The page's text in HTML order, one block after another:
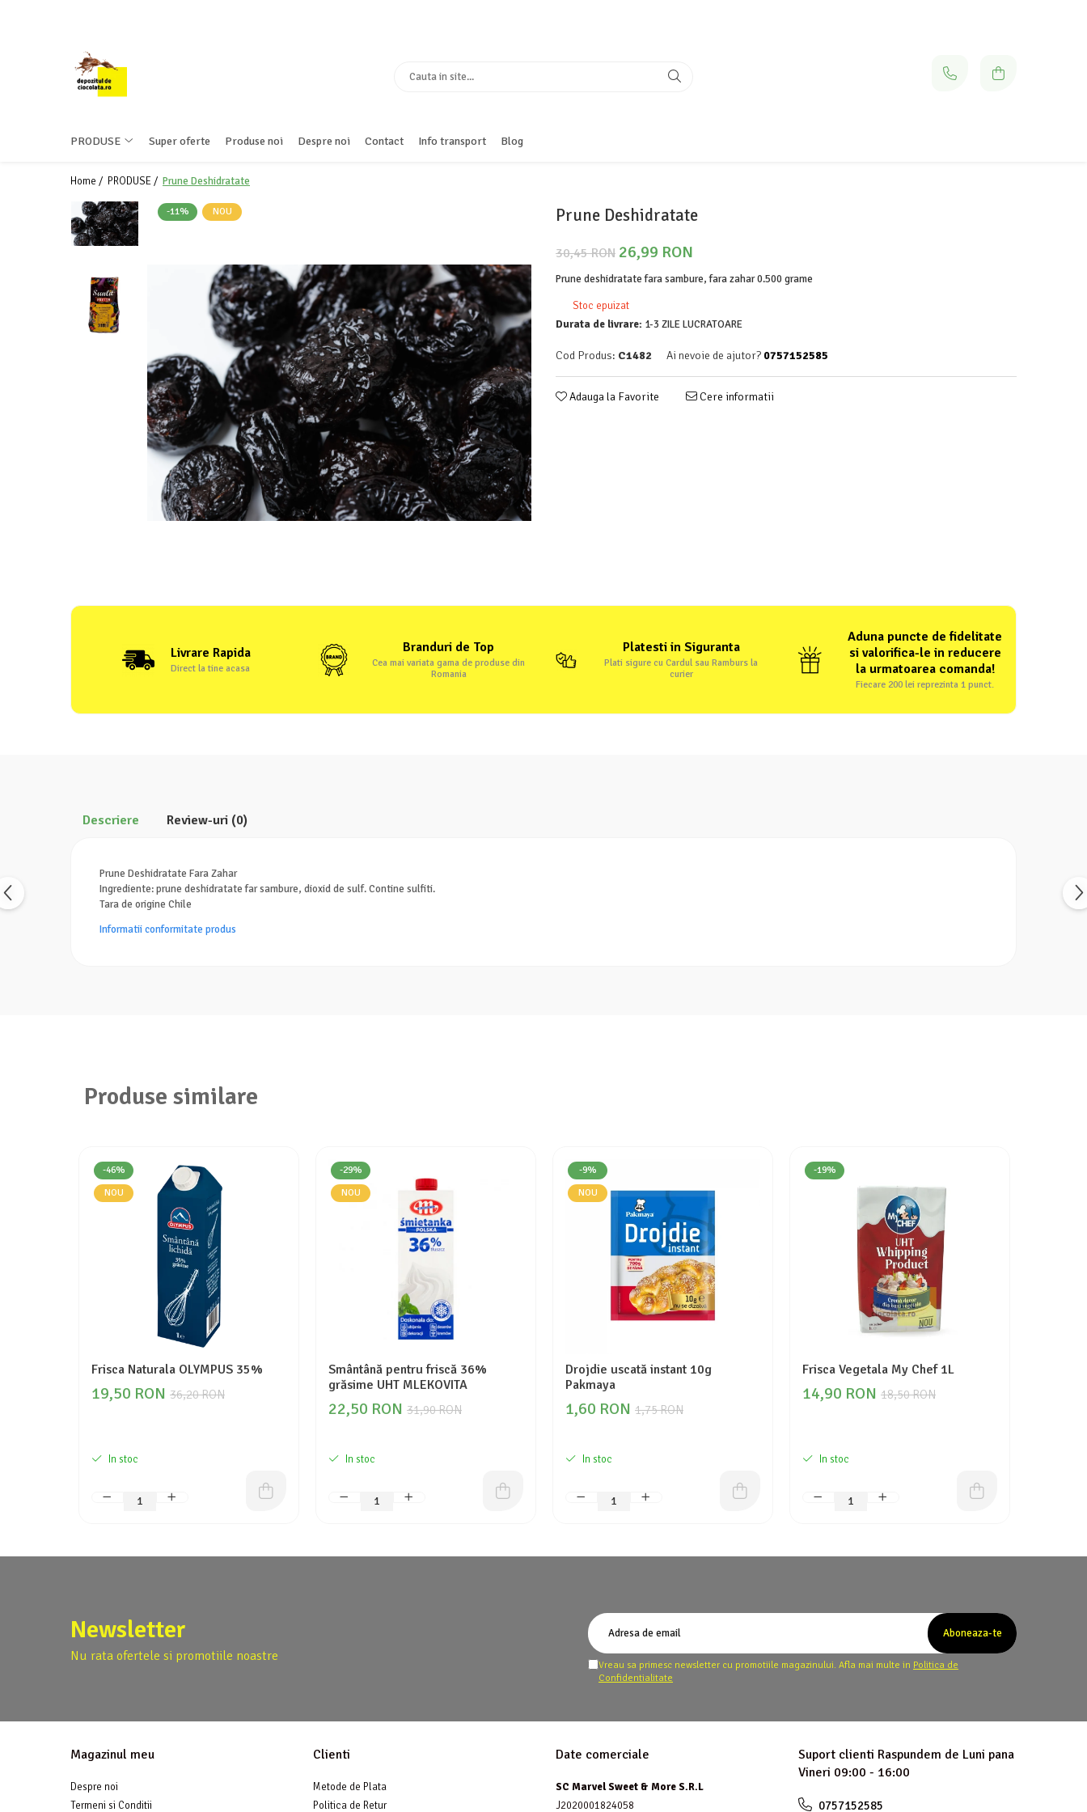
USTENSILE SI FORME SILICON
PASTA DE ZAHAR
FRISCA, UNT, LAPTE CONDENSAT
PRODUSE Super oferte Produse noi Despre noi Contact Info transport Blog
Home / PRODUSE / Prune Deshidratate
Prune Deshidratate
-11% NOU
30,45 RON 26,99 RON
Prune deshidratate fara sambure, fara zahar 0.500 grame
Stoc epuizat
Durata de livrare: 1-3 ZILE LUCRATOARE
Cod Produs: C1482 Ai nevoie de ajutor? 0757152585
Adauga la Favorite Cere informatii
Livrare Rapida
Direct la tine acasa
Branduri de Top
Cea mai variata gama de produse din
Romania
Platesti in Siguranta
Plati sigure cu Cardul sau Ramburs la
curier
Aduna puncte de fidelitate
si valorifica-le in reducere
la urmatoarea comanda!
Fiecare 200 lei reprezinta 1 punct.
Descriere Review-uri (0)
Prune Deshidratate Fara Zahar
Ingrediente: prune deshidratate far sambure, dioxid de sulf. Contine sulfiti.
Tara de origine Chile
Informatii conformitate produs
Produse similare
-46%
NOU
Frisca Naturala OLYMPUS 35%
36,20 RON
19,50 RON
In stoc
-29%
NOU
Smântână pentru friscă 36%
grăsime UHT MLEKOVITA
31,90 RON
22,50 RON
In stoc
-9%
NOU
Drojdie uscată instant 10g
Pakmaya
1,75 RON
1,60 RON
In stoc
-19%
Frisca Vegetala My Chef 1L
18,50 RON
14,90 RON
In stoc
Newsletter
Nu rata ofertele si promotiile noastre
Vreau sa primesc newsletter cu promotiile magazinului. Afla mai multe in Politica de
Confidentialitate
Magazinul meu
Despre noi
Termeni si Conditii
Clienti
Metode de Plata
Politica de Retur
Date comerciale
SC Marvel Sweet & More S.R.L
J2020001824058
Suport clienti Raspundem de Luni pana
Vineri 09:00 - 16:00
0757152585